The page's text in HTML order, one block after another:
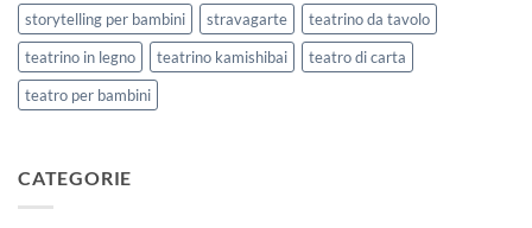
storytelling per bambini
stravagarte
teatrino da tavolo
teatrino in legno
teatrino kamishibai
teatro di carta
teatro per bambini
CATEGORIE